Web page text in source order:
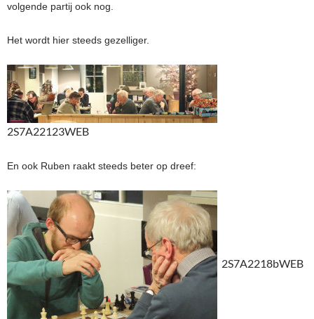
volgende partij ook nog.
Het wordt hier steeds gezelliger.
2S7A22123WEB
En ook Ruben raakt steeds beter op dreef:
2S7A2218bWEB